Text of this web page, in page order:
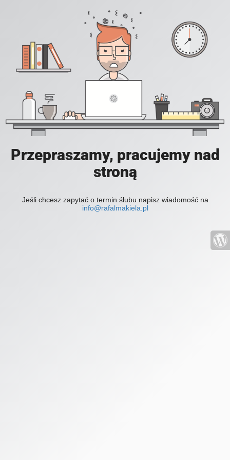
Przepraszamy, pracujemy nad
stroną
Jeśli chcesz zapytać o termin ślubu napisz wiadomość na
info@rafalmakiela.pl